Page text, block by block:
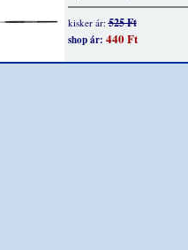
kisker ár:525 Ft
shop ár: 440 Ft